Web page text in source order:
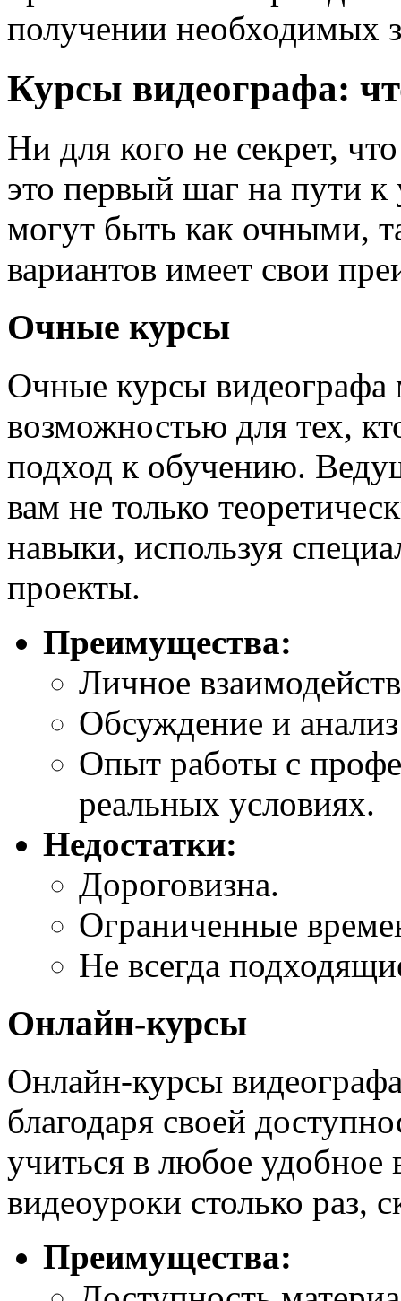
получении необходимых
Курсы видеографа:
Ни для кого не секрет,
это первый шаг на пути к
могут быть как очными,
вариантов имеет свои
Очные курсы
Очные курсы видеографа
возможностью для тех,
подход к обучению.
вам не только
навыки, используя
проекты.
Преимущества:
Личное
Обсуждение и
Опыт работы с
реальных условиях.
Недостатки:
Дороговизна.
Ограниченные
Не всегда
Онлайн-курсы
Онлайн-курсы
благодаря своей
учиться в любое удобное
видеоуроки столько раз,
Преимущества: